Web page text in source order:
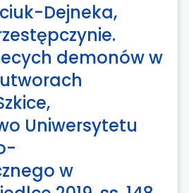
Dejneka,
demonów w
Uniwersytetu
w